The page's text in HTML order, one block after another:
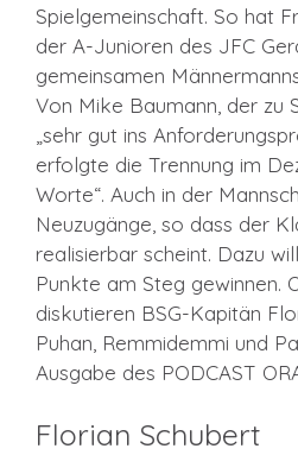
Spielgemeinschaft. So hat
der A-Junioren des JFC
gemeinsamen
Von Mike Baumann, der zu
„sehr gut ins
erfolgte die Trennung im
Worte“. Auch in der
Neuzugänge, so dass der
realisierbar scheint. Dazu
Punkte am Steg gewinnen.
diskutieren BSG-Kapitän
Puhan, Remmidemmi und
Ausgabe des PODCAST
Florian Schubert